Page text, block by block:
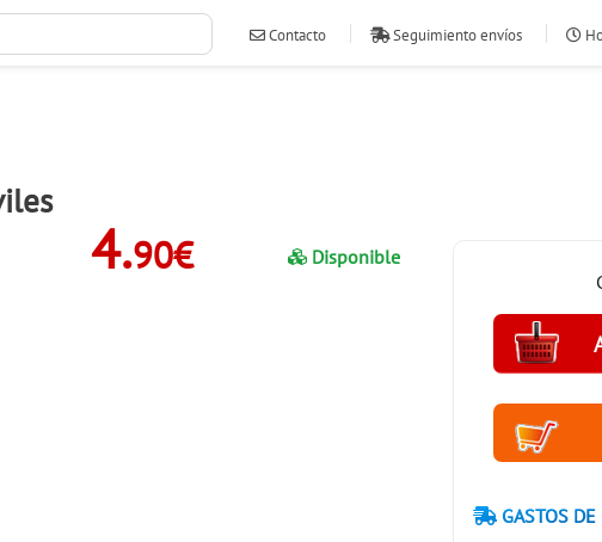
Contacto Seguimiento envíos
4.90€
Disponible
GASTOS